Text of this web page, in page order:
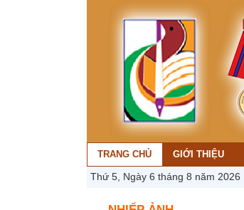
TRANG CHỦ GIỚI THIỆU
Thứ 5, Ngày 6 tháng 8 năm 2026